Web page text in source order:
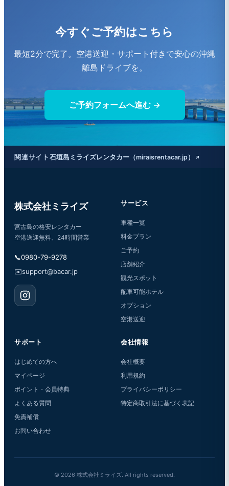
今すぐご予約はこちら
最短2分で完了。空港送迎・サポート付きで安心の沖縄
離島ドライブを。
ご予約フォームへ進む →
関連サイト 石垣島ミライズレンタカー（miraisrentacar.jp）
株式会社ミライズ
宮古島の格安レンタカー
空港送迎無料、24時間営業
📞0980-79-9278
✉️support@bacar.jp
サービス
車種一覧
料金プラン
ご予約
店舗紹介
観光スポット
配車可能ホテル
オプション
空港送迎
サポート
はじめての方へ
マイページ
ポイント・会員特典
よくある質問
免責補償
お問い合わせ
会社情報
会社概要
利用規約
プライバシーポリシー
特定商取引法に基づく表記
© 2026 株式会社ミライズ. All rights reserved.